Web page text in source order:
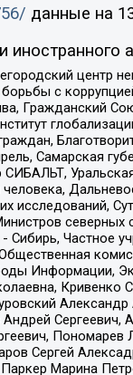
данные на
центр
с
Гражданский
Самарская
Частное
Информации,
Сергей
Марина